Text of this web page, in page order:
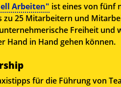
Arbeiten" ist eines von fünf
25 Mitarbeitern und
Freiheit und
Hand in Hand gehen können.
für die Führung von